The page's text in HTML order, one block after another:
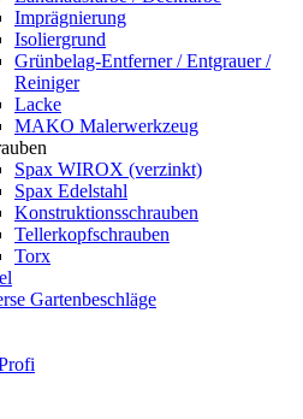
Imprägnierung
Isoliergrund
Grünbelag-Entferner / Entgrauer /
Reiniger
Lacke
MAKO Malerwerkzeug
Spax WIROX (verzinkt)
Spax Edelstahl
Konstruktionsschrauben
Tellerkopfschrauben
Torx
Gartenbeschläge